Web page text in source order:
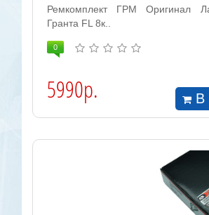
Ремкомплект ГРМ Оригинал
Гранта FL 8к..
0
5990р. В